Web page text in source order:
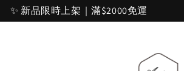
加入官網會員，立即